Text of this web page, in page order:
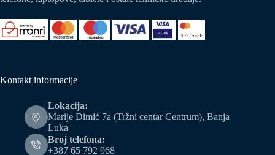
Kontakt informacije
Lokacija:
Marije Dimić 7a (Tržni centar Centrum), Banja
Luka
Broj telefona:
+387 65 792 968